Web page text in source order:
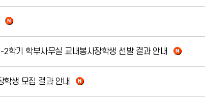
학기 학부사무실 교내봉사장학생 선발 결과 안내
학생 모집 결과 안내